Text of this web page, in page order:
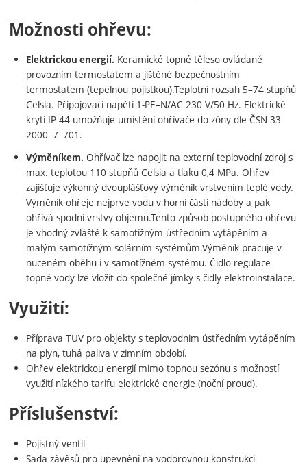
Možnosti ohřevu:
Elektrickou energií. Keramické topné těleso ovládané
provozním termostatem a jištěné bezpečnostním
termostatem (tepelnou pojistkou).Teplotní rozsah 5–74 stupňů
Celsia. Připojovací napětí 1-PE–N/AC 230 V/50 Hz. Elektrické
krytí IP 44 umožňuje umístění ohřívače do zóny dle ČSN 33
2000–7–701.
Výměníkem. Ohřívač lze napojit na externí teplovodní zdroj s
max. teplotou 110 stupňů Celsia a tlaku 0,4 MPa. Ohřev
zajišťuje výkonný dvouplášťový výměník vrstvením teplé vody.
Výměník ohřeje nejprve vodu v horní části nádoby a pak
ohřívá spodní vrstvy objemu.Tento způsob postupného ohřevu
je vhodný zvláště k samotížným ústředním vytápěním a
malým samotížným solárním systémům.Výměník pracuje v
nuceném oběhu i v samotížném systému. Čidlo regulace
topné vody lze vložit do společné jímky s čidly elektroinstalace.
Využití:
Příprava TUV pro objekty s teplovodnim ústředním vytápěním
na plyn, tuhá paliva v zimním období.
Ohřev elektrickou energií mimo topnou sezónu s možností
využití nízkého tarifu elektrické energie (noční proud).
Příslušenství:
Pojistný ventil
Sada závěsů pro upevnění na vodorovnou konstrukci